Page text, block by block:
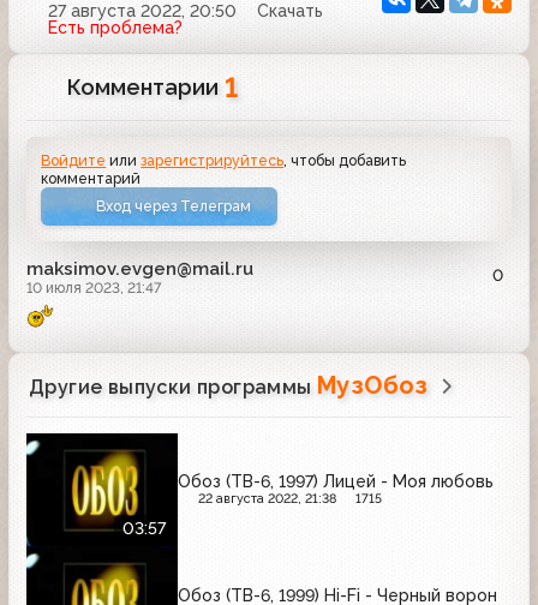
27 августа 2022, 20:50
Скачать
Есть проблема?
Комментарии 1
Войдите илизарегистрируйтесь, чтобы добавить
комментарий
Вход через Телеграм
maksimov.evgen@mail.ru
10 июля 2023, 21:47
0
Другие выпуски программы МузОбоз
03:57
Обоз (ТВ-6, 1997) Лицей - Моя любовь
22 августа 2022, 21:38 1715
Обоз (ТВ-6, 1999) Hi-Fi - Черный ворон